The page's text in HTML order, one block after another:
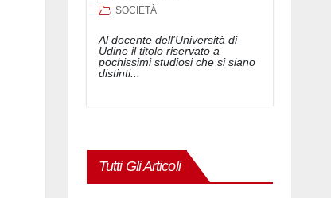
SOCIETÀ
Al docente dell'Università di
Udine il titolo riservato a
pochissimi studiosi che si siano
distinti...
Tutti Gli Articoli